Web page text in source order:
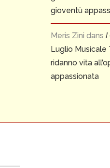
gioventù
Meris Zini dans I
Luglio Musicale
ridanno vita
appassionata